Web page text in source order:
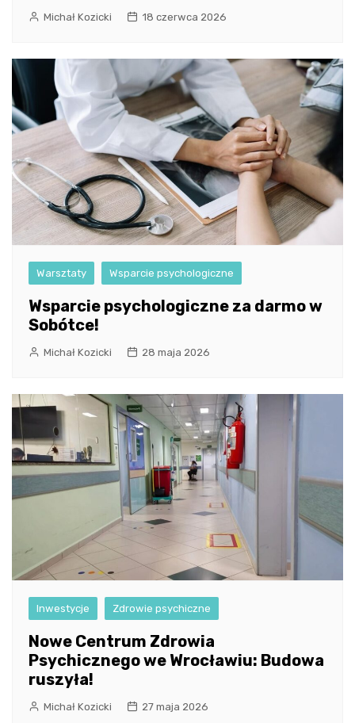
Michał Kozicki 18 czerwca 2026
Warsztaty Wsparcie psychologiczne
Wsparcie psychologiczne za darmo w
Sobótce!
Michał Kozicki 28 maja 2026
Inwestycje Zdrowie psychiczne
Nowe Centrum Zdrowia
Psychicznego we Wrocławiu: Budowa
ruszyła!
Michał Kozicki 27 maja 2026